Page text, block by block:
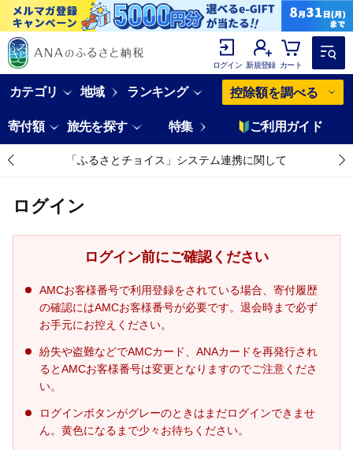
ログイン 新規登録 カート
カテゴリ 地域 ランキング 控除額を調べる
寄付額 旅先を探す 特集 ご利用ガイド
「ふるさとチョイス」システム連携に関して
ログイン
ログイン前にご確認ください
AMCお客様番号で利用登録をされている場合、寄付履歴
の確認にはAMCお客様番号が必要です。退会時まで必ず
お手元にお控えください。
紛失や盗難などでAMCカード、ANAカードを再発行され
るとAMCお客様番号は変更となりますのでご注意くださ
い。
ログインボタンがグレーのときはまだログインできませ
ん。黄色になるまで少々お待ちください。